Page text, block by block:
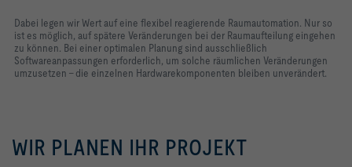
Dabei legen wir Wert auf eine flexibel reagierende Raumautomation. Nur so
ist es möglich, auf spätere Veränderungen bei der Raumaufteilung eingehen
zu können. Bei einer optimalen Planung sind ausschließlich
Softwareanpassungen erforderlich, um solche räumlichen Veränderungen
umzusetzen - die einzelnen Hardwarekomponenten bleiben unverändert.
WIR PLANEN IHR PROJEKT